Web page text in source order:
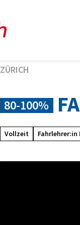
ZÜRICH
80-100%
Vollzeit Fahrlehrer:in